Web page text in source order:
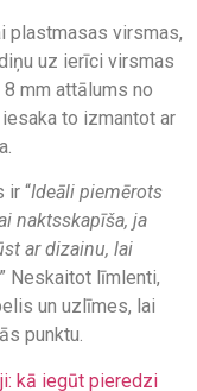
plastmasas virsmas,
uz ierīci virsmas
mm attālums no
to izmantot ar
ir “Ideāli piemērots
naktsskapīša, ja
ar dizainu, lai
Neskaitot līmlenti,
un uzlīmes, lai
punktu.
kā iegūt pieredzi